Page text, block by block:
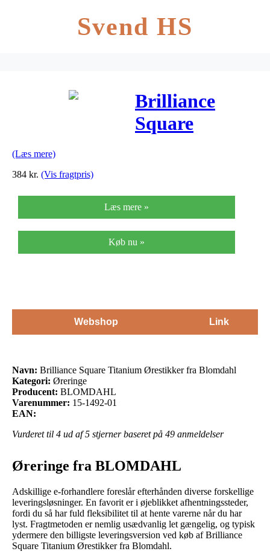
Svend HS
Brilliance
Square
Blomdahl
(Læs mere)
384 kr. (Vis fragtpris)
Læs mere »
Køb nu »
Webshop Link
Navn: Brilliance Square Titanium Ørestikker fra Blomdahl
Kategori: Øreringe
Producent: BLOMDAHL
Varenummer: 15-1492-01
EAN:
Vurderet til 4 ud af 5 stjerner baseret på 49 anmeldelser
Øreringe fra BLOMDAHL
Adskillige e-forhandlere foreslår efterhånden diverse forskellige
leveringsløsninger. En favorit er i øjeblikket afhentningssteder,
fordi du så har fuld fleksibilitet til at hente varerne når du har
lyst. Fragtmetoden er nemlig usædvanlig let gængelig, og typisk
ydermere den billigste leveringsversion ved køb af Brilliance
Square Titanium Ørestikker fra Blomdahl.